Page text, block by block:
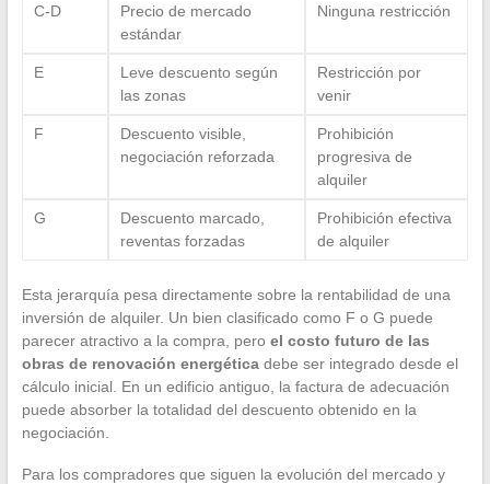
C-D
Precio de mercado
estándar
Ninguna restricción
E
Leve descuento según
las zonas
Restricción por
venir
F
Descuento visible,
negociación reforzada
Prohibición
progresiva de
alquiler
G
Descuento marcado,
reventas forzadas
Prohibición efectiva
de alquiler
Esta jerarquía pesa directamente sobre la rentabilidad de una
inversión de alquiler. Un bien clasificado como F o G puede
parecer atractivo a la compra, pero el costo futuro de las
obras de renovación energéticadebe ser integrado desde el
cálculo inicial. En un edificio antiguo, la factura de adecuación
puede absorber la totalidad del descuento obtenido en la
negociación.
Para los compradores que siguen la evolución del mercado y